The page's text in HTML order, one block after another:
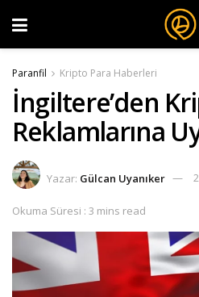
Paranfil Kripto Para Haberleri
İngiltere’den
Reklamlarına
Yazar: Gülcan Uyanıker
Okuma Süresi : 3 mins read